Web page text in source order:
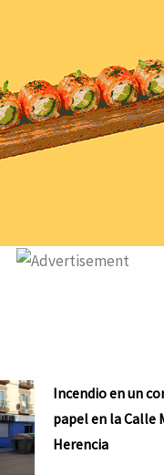
Incendio en un
papel en la Calle
Herencia